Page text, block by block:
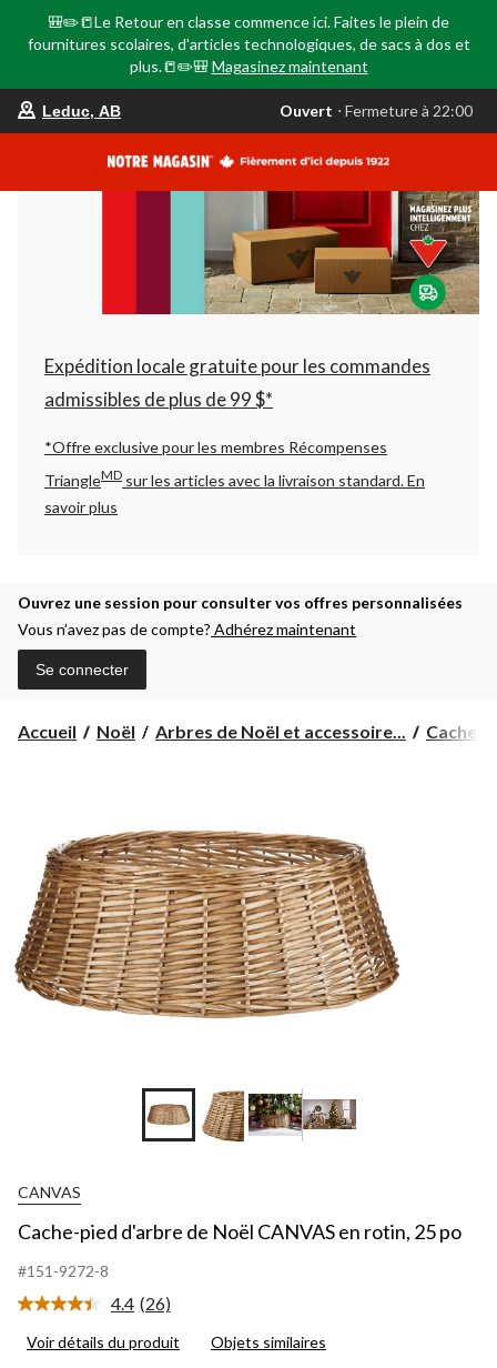
🎒✏️📒Le Retour en classe commence ici. Faites le plein de
fournitures scolaires, d'articles technologiques, de sacs à dos et
plus.📒✏️🎒 Magasinez maintenant
votre
est
AB,
Ouvert,
Fermeture
à
22:00
changer
Leduc, AB Ouvert ⋅ Fermeture à 22:00
Expédition locale gratuite pour les commandes
admissibles de plus de 99 $*
*Offre exclusive pour les membres Récompenses
TriangleMD sur les articles avec la livraison standard.En
savoir plus
Ouvrez une session pour consulter vos offres personnalisées
Vous n’avez pas de compte? Adhérez maintenant
Se connecter
Accueil Noël Arbres de Noël et accessoire... Cache-
CANVAS
Cache-pied d'arbre de Noël CANVAS en rotin, 25 po
#151-9272-8
4.4 Lire
26
(26)
Voir détails du produit Objets similaires